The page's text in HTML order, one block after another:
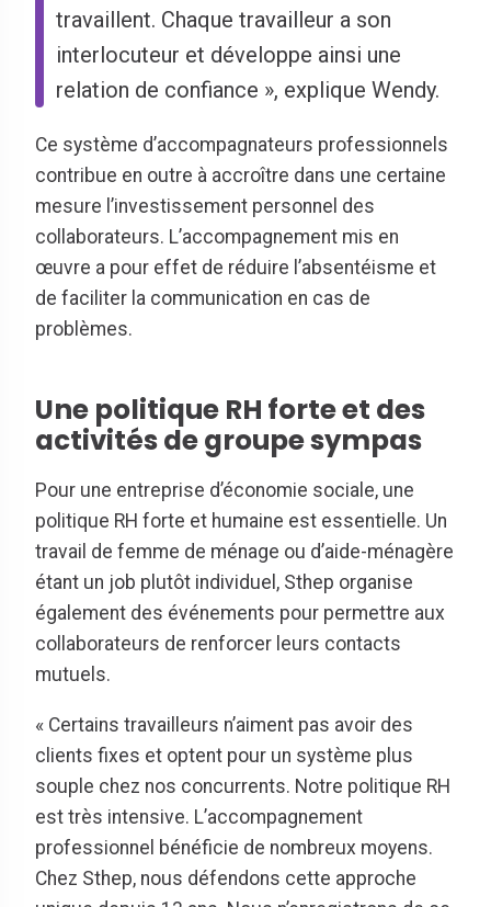
travaillent. Chaque travailleur a son
interlocuteur et développe ainsi une
relation de confiance », explique Wendy.
Ce système d’accompagnateurs professionnels
contribue en outre à accroître dans une certaine
mesure l’investissement personnel des
collaborateurs. L’accompagnement mis en
œuvre a pour effet de réduire l’absentéisme et
de faciliter la communication en cas de
problèmes.
Une politique RH forte et des
activités de groupe sympas
Pour une entreprise d’économie sociale, une
politique RH forte et humaine est essentielle. Un
travail de femme de ménage ou d’aide-ménagère
étant un job plutôt individuel, Sthep organise
également des événements pour permettre aux
collaborateurs de renforcer leurs contacts
mutuels.
« Certains travailleurs n’aiment pas avoir des
clients fixes et optent pour un système plus
souple chez nos concurrents. Notre politique RH
est très intensive. L’accompagnement
professionnel bénéficie de nombreux moyens.
Chez Sthep, nous défendons cette approche